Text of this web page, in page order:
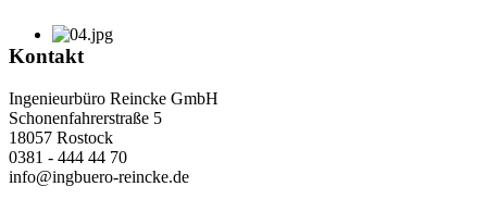
Kontakt
Ingenieurbüro Reincke GmbH
Schonenfahrerstraße 5
18057 Rostock
0381 - 444 44 70
info@ingbuero-reincke.de